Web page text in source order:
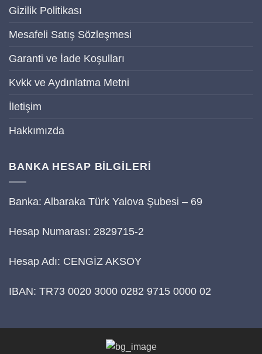
Gizilik Politikası
Mesafeli Satış Sözleşmesi
Garanti ve İade Koşulları
Kvkk ve Aydınlatma Metni
İletişim
Hakkımızda
BANKA HESAP BİLGİLERİ
Banka: Albaraka Türk Yalova Şubesi – 69
Hesap Numarası: 2829715-2
Hesap Adı: CENGİZ AKSOY
IBAN: TR73 0020 3000 0282 9715 0000 02